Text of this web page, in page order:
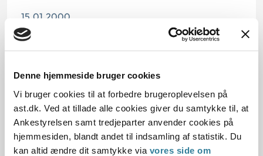
Denne hjemmeside bruger cookies
Vi bruger cookies til at forbedre brugeroplevelsen på
ast.dk. Ved at tillade alle cookies giver du samtykke til, at
Ankestyrelsen samt tredjeparter anvender cookies på
hjemmesiden, blandt andet til indsamling af statistik. Du
kan altid ændre dit samtykke via vores side om
15.01.2000
Offentliggørelsesdato
Paragraf
§ 14 § 15
Journalnummer J.nr.: 600869-99